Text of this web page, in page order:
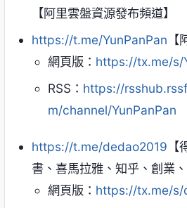
【阿里雲盤資源發布頻道】
https://t.me/YunPanPan
網頁版： https://tx.me/s/
RSS： https://
m/channel/YunPanPan
https://t.me/dedao2019
書、喜馬拉雅、知乎、創業
網頁版： https://tx.me/s/